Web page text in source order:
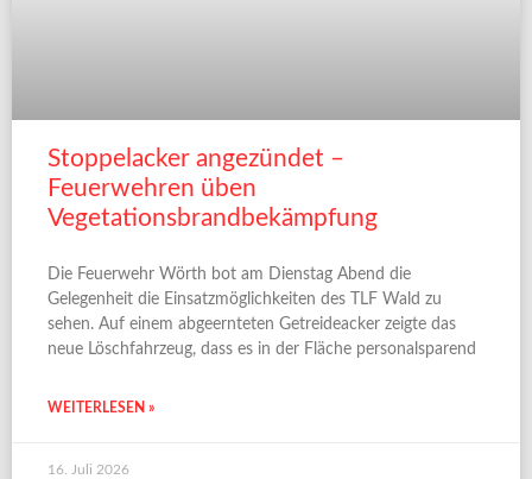
Stoppelacker angezündet –
Feuerwehren üben
Vegetationsbrandbekämpfung
Die Feuerwehr Wörth bot am Dienstag Abend die
Gelegenheit die Einsatzmöglichkeiten des TLF Wald zu
sehen. Auf einem abgeernteten Getreideacker zeigte das
neue Löschfahrzeug, dass es in der Fläche personalsparend
WEITERLESEN »
16. Juli 2026